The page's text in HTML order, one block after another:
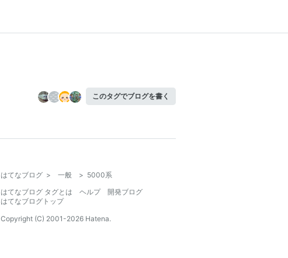
このタグでブログを書く
はてなブログ > 一般 > 5000系
はてなブログ タグとは
ヘルプ
開発ブログ
はてなブログトップ
Copyright (C) 2001-2026 Hatena.